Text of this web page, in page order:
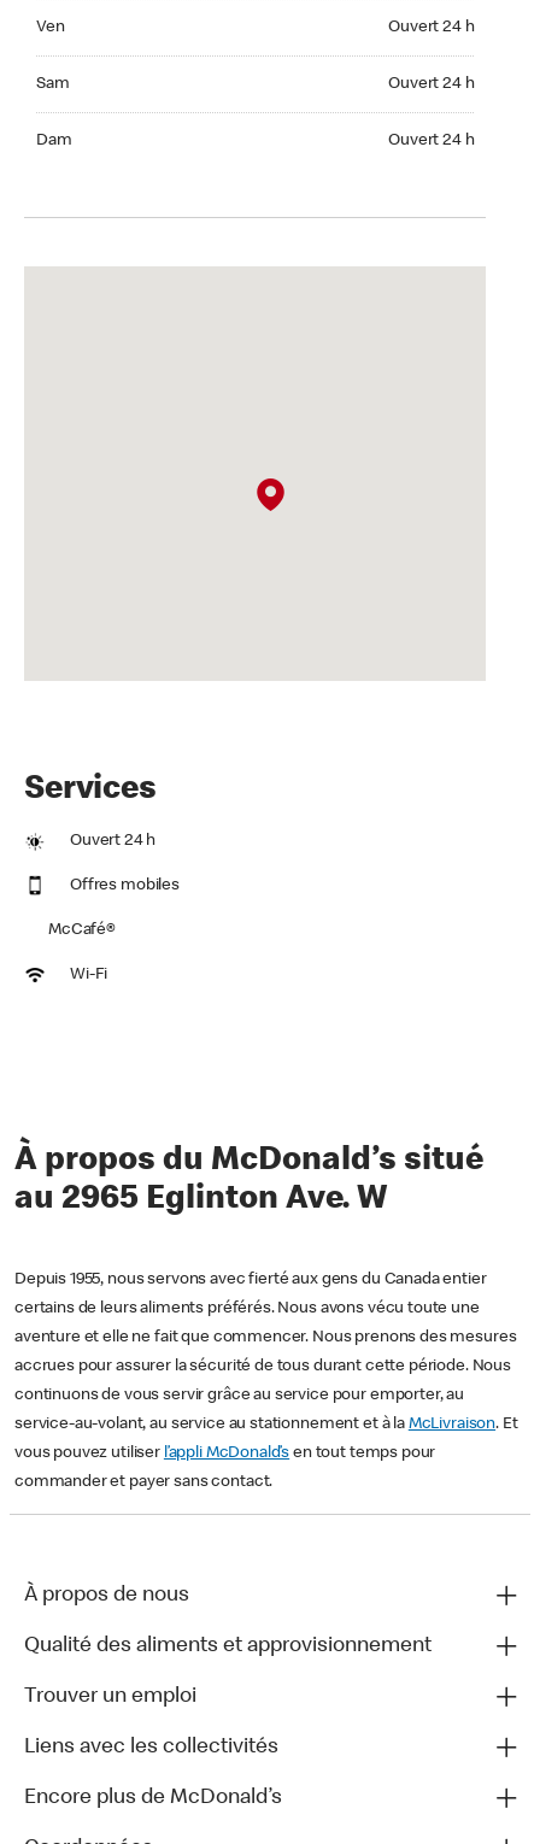
Ven Ouvert 24 h
Sam Ouvert 24 h
Dam Ouvert 24 h
Services
Ouvert 24 h
Offres mobiles
McCafé®
Wi-Fi
À propos du McDonald’s situé
au 2965 Eglinton Ave. W
Depuis 1955, nous servons avec fierté aux gens du Canada entier
certains de leurs aliments préférés. Nous avons vécu toute une
aventure et elle ne fait que commencer. Nous prenons des mesures
accrues pour assurer la sécurité de tous durant cette période. Nous
continuons de vous servir grâce au service pour emporter, au
service-au-volant, au service au stationnement et à la McLivraison. Et
vous pouvez utiliser l’appli McDonald’s en tout temps pour
commander et payer sans contact.
À propos de nous
Qualité des aliments et approvisionnement
Trouver un emploi
Liens avec les collectivités
Encore plus de McDonald’s